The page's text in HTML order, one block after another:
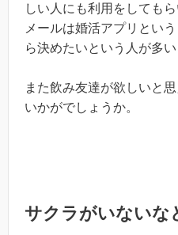
しい人にも利用をしても
メールは婚活アプリとい
ら決めたいという人が多い
また飲み友達が欲しいと
いかがでしょうか。
サクラがいないな